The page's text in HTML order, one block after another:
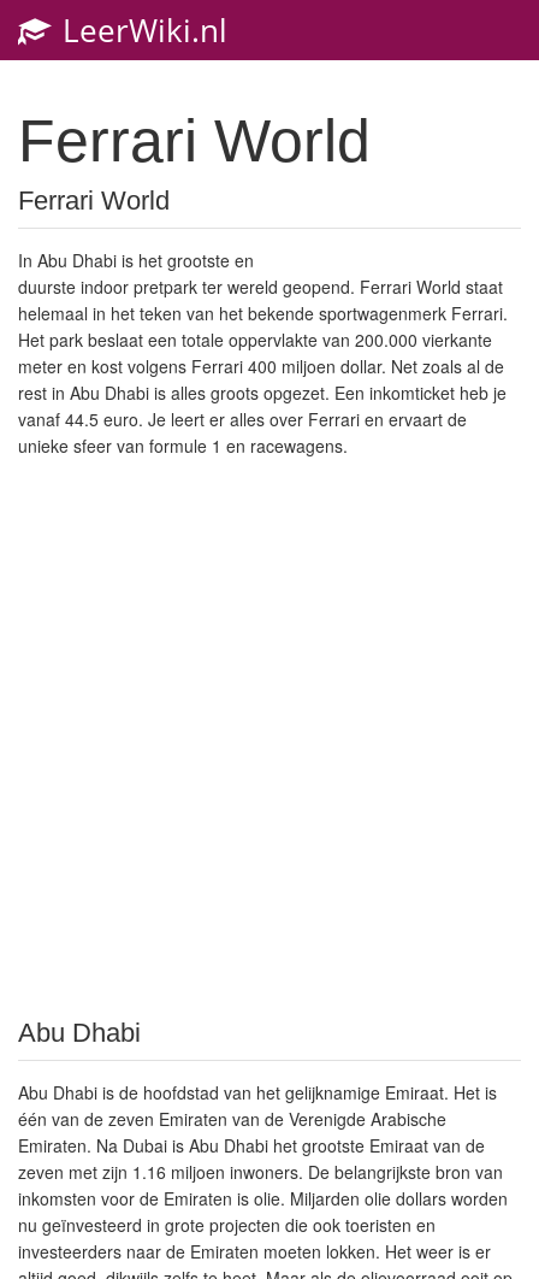
LeerWiki.nl
Ferrari World
Ferrari World
In Abu Dhabi is het grootste en
duurste indoor pretpark ter wereld geopend. Ferrari World staat
helemaal in het teken van het bekende sportwagenmerk Ferrari.
Het park beslaat een totale oppervlakte van 200.000 vierkante
meter en kost volgens Ferrari 400 miljoen dollar. Net zoals al de
rest in Abu Dhabi is alles groots opgezet. Een inkomticket heb je
vanaf 44.5 euro. Je leert er alles over Ferrari en ervaart de
unieke sfeer van formule 1 en racewagens.
Abu Dhabi
Abu Dhabi is de hoofdstad van het gelijknamige Emiraat. Het is
één van de zeven Emiraten van de Verenigde Arabische
Emiraten. Na Dubai is Abu Dhabi het grootste Emiraat van de
zeven met zijn 1.16 miljoen inwoners. De belangrijkste bron van
inkomsten voor de Emiraten is olie. Miljarden olie dollars worden
nu geïnvesteerd in grote projecten die ook toeristen en
investeerders naar de Emiraten moeten lokken. Het weer is er